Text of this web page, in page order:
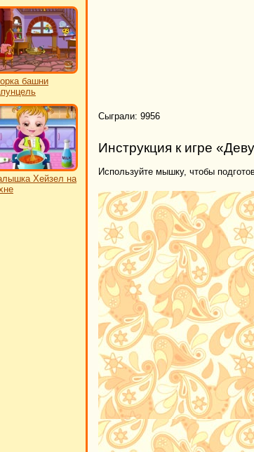
башни
Хейзел на
Сыграли: 9956
Инструкция к игре
Используйте мышку, чтобы